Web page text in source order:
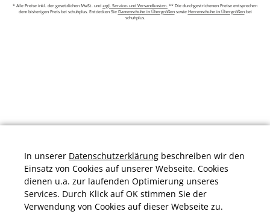
* Alle Preise inkl. der gesetzlichen MwSt. und zzgl. Service- und Versandkosten. ** Die durchgestrichenen Preise entsprechen
dem bisherigen Preis bei schuhplus. Entdecken Sie Damenschuhe in Übergrößensowie Herrenschuhe in Übergrößenbei
schuhplus.
In unserer Datenschutzerklärung beschreiben wir den
Einsatz von Cookies auf unserer Webseite. Cookies
dienen u.a. zur laufenden Optimierung unseres
Services. Durch Klick auf OK stimmen Sie der
Verwendung von Cookies auf dieser Webseite zu.